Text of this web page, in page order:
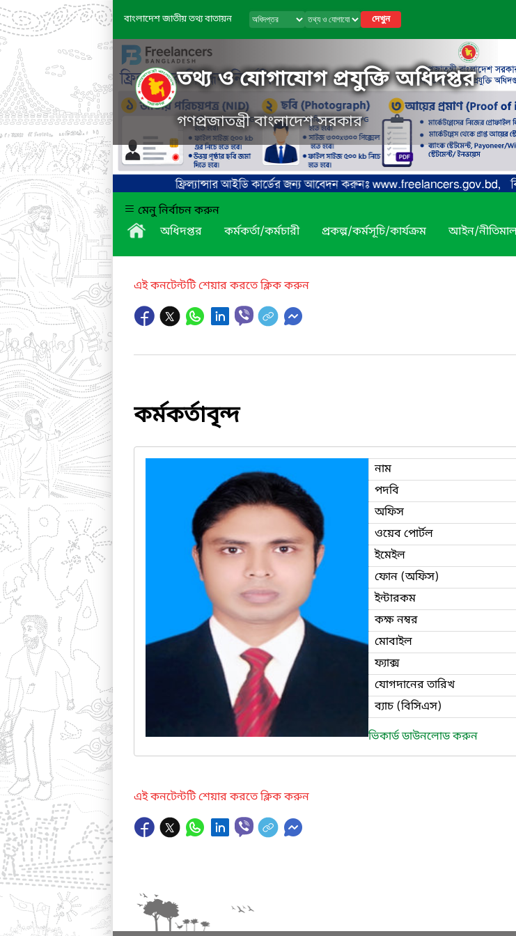
বাংলাদেশ জাতীয় তথ্য বাতায়ন দেখুন
তথ্য ও যোগাযোগ প্রযুক্তি অধিদপ্তর
গণপ্রজাতন্ত্রী বাংলাদেশ সরকার
মেনু নির্বাচন করুন
অধিদপ্তর
কর্মকর্তা/কর্মচারী প্রকল্প/কর্মসূচি/কার্যক্রম আইন/
এই কনটেন্টটি শেয়ার করতে ক্লিক করুন
কর্মকর্তাবৃন্দ
নাম
পদবি
অফিস
ওয়েব পোর্টল
ইমেইল
ফোন (অফিস)
ইন্টারকম
কক্ষ নম্বর
মোবাইল
ফ্যাক্স
যোগদানের তারিখ
ব্যাচ (বিসিএস)
ভিকার্ড ডাউনলোড করুন
এই কনটেন্টটি শেয়ার করতে ক্লিক করুন